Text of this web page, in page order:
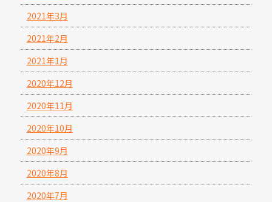
2021年3月
2021年2月
2021年1月
2020年12月
2020年11月
2020年10月
2020年9月
2020年8月
2020年7月